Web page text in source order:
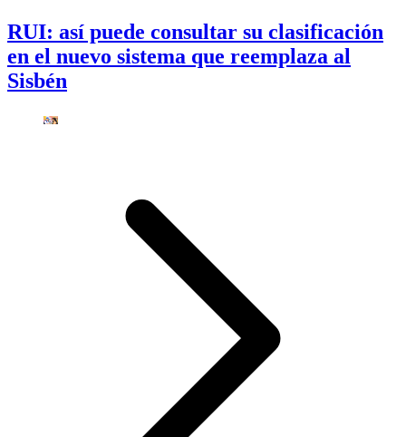
RUI: así puede consultar su clasificación
en el nuevo sistema que reemplaza al
Sisbén